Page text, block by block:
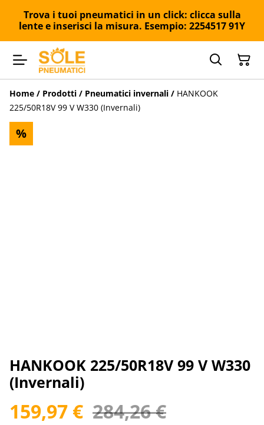
Trova i tuoi pneumatici in un click: clicca sulla
lente e inserisci la misura. Esempio: 2254517 91Y
Home / Prodotti / Pneumatici invernali / HANKOOK
225/50R18V 99 V W330 (Invernali)
%
HANKOOK 225/50R18V 99 V W330
(Invernali)
159,97 € 284,26 €